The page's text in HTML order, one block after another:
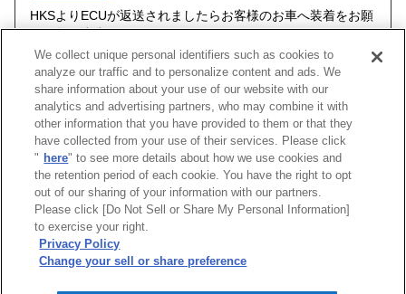
HKSよりECUが返送されましたらお客様のお車へ装着をお願
いいたします。
車種 型式 エンジン 年式
スイフトスポーツ ZC33S K14C(TURBO) 20/05 -22/08
]
We collect unique personal identifiers such as cookies to
analyze our traffic and to personalize content and ads. We
share information about your use of our website with our
analytics and advertising partners, who may combine it with
other information that you have provided to them or that they
have collected from your use of their services. Please click
" here" to see more details about how we use cookies and
the retention period of each cookie. You have the right to opt
out of our sharing of your information with our partners.
Please click [Do Not Sell or Share My Personal Information]
to exercise your right.
Privacy Policy
Change your sell or share preference